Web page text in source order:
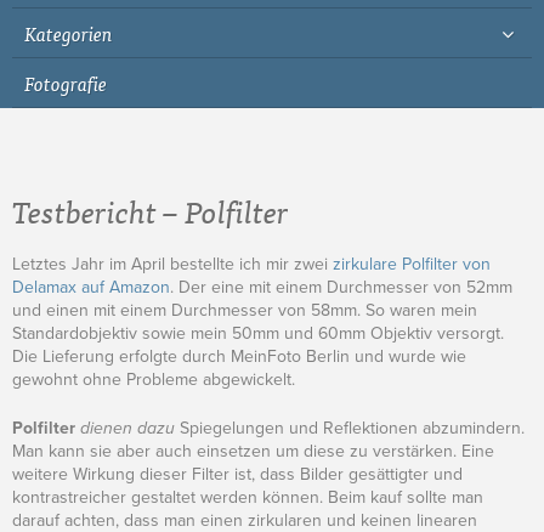
Kategorien
Fotografie
Testbericht – Polfilter
Letztes Jahr im April bestellte ich mir zwei zirkulare Polfilter von
Delamax auf Amazon. Der eine mit einem Durchmesser von 52mm
und einen mit einem Durchmesser von 58mm. So waren mein
Standardobjektiv sowie mein 50mm und 60mm Objektiv versorgt.
Die Lieferung erfolgte durch MeinFoto Berlin und wurde wie
gewohnt ohne Probleme abgewickelt.
Polfilter dienen dazu Spiegelungen und Reflektionen abzumindern.
Man kann sie aber auch einsetzen um diese zu verstärken. Eine
weitere Wirkung dieser Filter ist, dass Bilder gesättigter und
kontrastreicher gestaltet werden können. Beim kauf sollte man
darauf achten, dass man einen zirkularen und keinen linearen